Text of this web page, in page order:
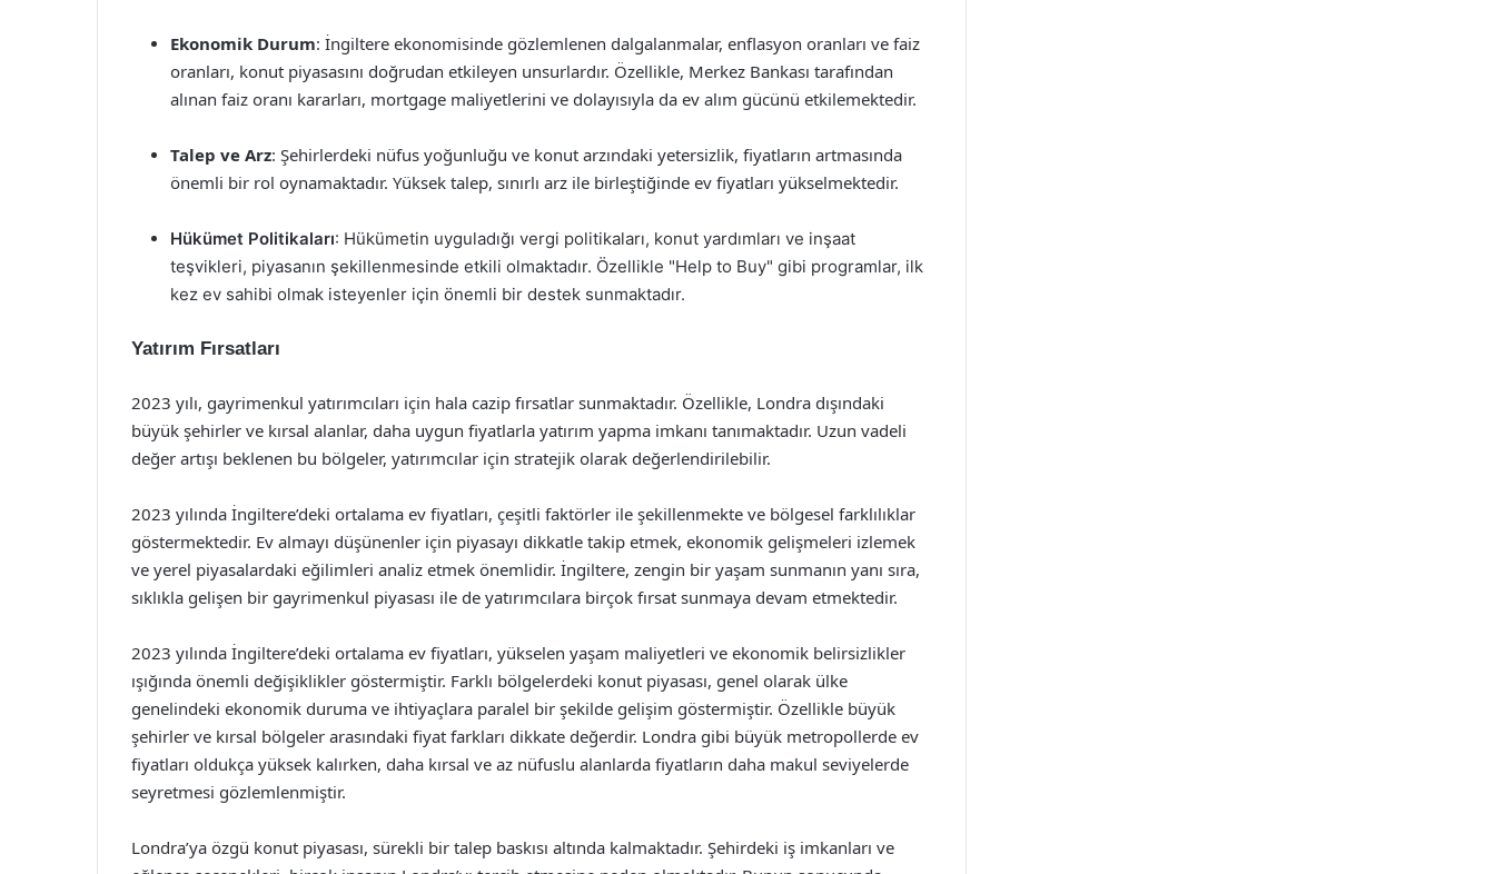
Ekonomik Durum: İngiltere ekonomisinde gözlemlenen dalgalanmalar, enflasyon oranları ve faiz
oranları, konut piyasasını doğrudan etkileyen unsurlardır. Özellikle, Merkez Bankası tarafından
alınan faiz oranı kararları, mortgage maliyetlerini ve dolayısıyla da ev alım gücünü etkilemektedir.
Talep ve Arz: Şehirlerdeki nüfus yoğunluğu ve konut arzındaki yetersizlik, fiyatların artmasında
önemli bir rol oynamaktadır. Yüksek talep, sınırlı arz ile birleştiğinde ev fiyatları yükselmektedir.
Hükümet Politikaları: Hükümetin uyguladığı vergi politikaları, konut yardımları ve inşaat
teşvikleri, piyasanın şekillenmesinde etkili olmaktadır. Özellikle "Help to Buy" gibi programlar, ilk
kez ev sahibi olmak isteyenler için önemli bir destek sunmaktadır.
Yatırım Fırsatları
2023 yılı, gayrimenkul yatırımcıları için hala cazip fırsatlar sunmaktadır. Özellikle, Londra dışındaki
büyük şehirler ve kırsal alanlar, daha uygun fiyatlarla yatırım yapma imkanı tanımaktadır. Uzun vadeli
değer artışı beklenen bu bölgeler, yatırımcılar için stratejik olarak değerlendirilebilir.
2023 yılında İngiltere’deki ortalama ev fiyatları, çeşitli faktörler ile şekillenmekte ve bölgesel farklılıklar
göstermektedir. Ev almayı düşünenler için piyasayı dikkatle takip etmek, ekonomik gelişmeleri izlemek
ve yerel piyasalardaki eğilimleri analiz etmek önemlidir. İngiltere, zengin bir yaşam sunmanın yanı sıra,
sıklıkla gelişen bir gayrimenkul piyasası ile de yatırımcılara birçok fırsat sunmaya devam etmektedir.
2023 yılında İngiltere’deki ortalama ev fiyatları, yükselen yaşam maliyetleri ve ekonomik belirsizlikler
ışığında önemli değişiklikler göstermiştir. Farklı bölgelerdeki konut piyasası, genel olarak ülke
genelindeki ekonomik duruma ve ihtiyaçlara paralel bir şekilde gelişim göstermiştir. Özellikle büyük
şehirler ve kırsal bölgeler arasındaki fiyat farkları dikkate değerdir. Londra gibi büyük metropollerde ev
fiyatları oldukça yüksek kalırken, daha kırsal ve az nüfuslu alanlarda fiyatların daha makul seviyelerde
seyretmesi gözlemlenmiştir.
Londra’ya özgü konut piyasası, sürekli bir talep baskısı altında kalmaktadır. Şehirdeki iş imkanları ve